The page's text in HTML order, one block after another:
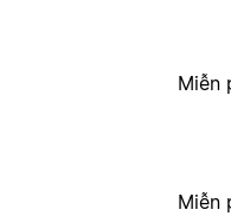
Miễn
Miễn